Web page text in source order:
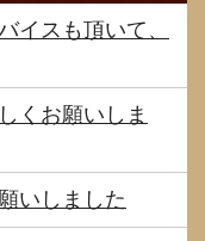
イスも頂いて、
くお願いしま
いしました